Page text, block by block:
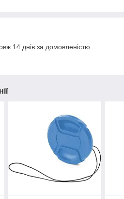
14 днів за домовленістю